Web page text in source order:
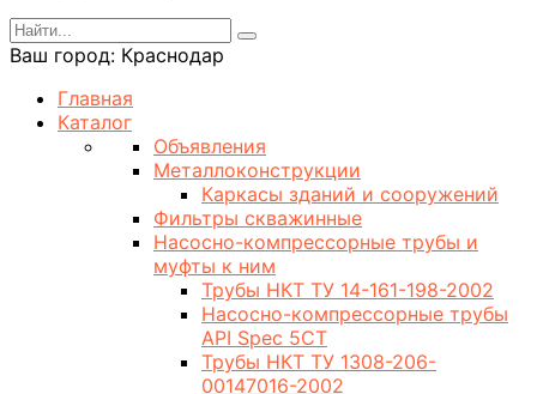
Ваш город: Краснодар
Главная
Каталог
Объявления
Металлоконструкции
Каркасы зданий и сооружений
Фильтры скважинные
Насосно-компрессорные трубы и
муфты к ним
Трубы НКТ ТУ 14-161-198-2002
Насосно-компрессорные трубы
API Spec 5CT
Трубы НКТ ТУ 1308-206-
00147016-2002